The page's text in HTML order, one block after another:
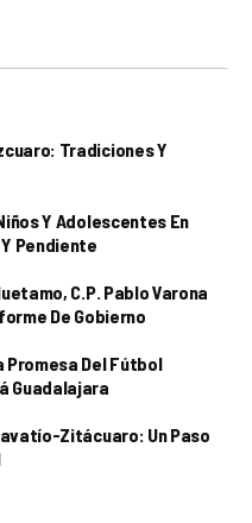
Tradiciones Y
Y Adolescentes En
Pendiente
C.P. Pablo Varona
De Gobierno
Promesa Del Fútbol
Guadalajara
Zitácuaro: Un Paso